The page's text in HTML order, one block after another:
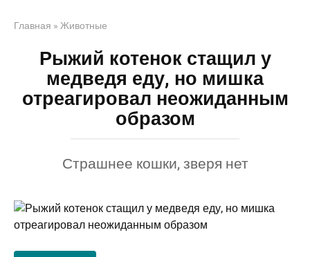
Главная » Животные
Рыжий котенок стащил у
медведя еду, но мишка
отреагировал неожиданным
образом
Страшнее кошки, зверя нет